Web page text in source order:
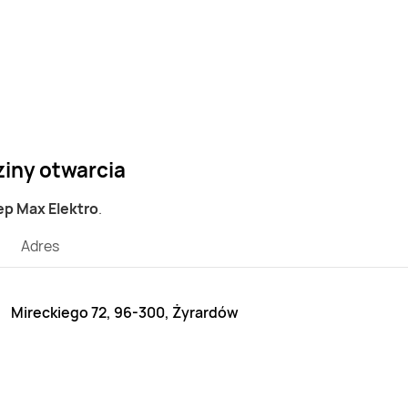
otwarcia
Max Elektro.
Adres
Mireckiego 72, 96-300, Żyrardów